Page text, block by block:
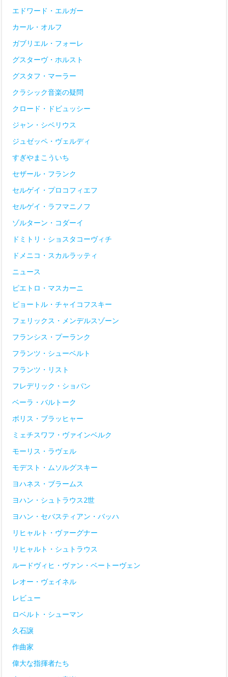
エドワード・エルガー
カール・オルフ
ガブリエル・フォーレ
グスターヴ・ホルスト
グスタフ・マーラー
クラシック音楽の疑問
クロード・ドビュッシー
ジャン・シベリウス
ジュゼッペ・ヴェルディ
すぎやまこういち
セザール・フランク
セルゲイ・プロコフィエフ
セルゲイ・ラフマニノフ
ゾルターン・コダーイ
ドミトリ・ショスタコーヴィチ
ドメニコ・スカルラッティ
ニュース
ピエトロ・マスカーニ
ピョートル・チャイコフスキー
フェリックス・メンデルスゾーン
フランシス・プーランク
フランツ・シューベルト
フランツ・リスト
フレデリック・ショパン
ベーラ・バルトーク
ボリス・ブラッヒャー
ミェチスワフ・ヴァインベルク
モーリス・ラヴェル
モデスト・ムソルグスキー
ヨハネス・ブラームス
ヨハン・シュトラウス2世
ヨハン・セバスティアン・バッハ
リヒャルト・ヴァーグナー
リヒャルト・シュトラウス
ルードヴィヒ・ヴァン・ベートーヴェン
レオー・ヴェイネル
レビュー
ロベルト・シューマン
久石譲
作曲家
偉大な指揮者たち